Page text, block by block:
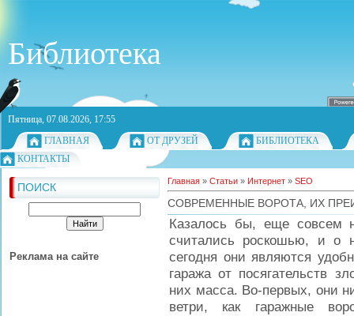
Библиотека
Пятница, 07.08.2026, 17:55
ГЛАВНАЯ
ОТ ДРУЗЕЙ
БИБЛИОТЕКА
КОНТАКТЫ
ПОИСК
Реклама на сайте
Главная » Статьи » Интернет » SEO
СОВРЕМЕННЫЕ ВОРОТА, ИХ
Казалось бы, еще совсем
считались роскошью, и о
сегодня они являются
гаража от посягательств
них масса. Во-первых, они
ветри, как гаражные